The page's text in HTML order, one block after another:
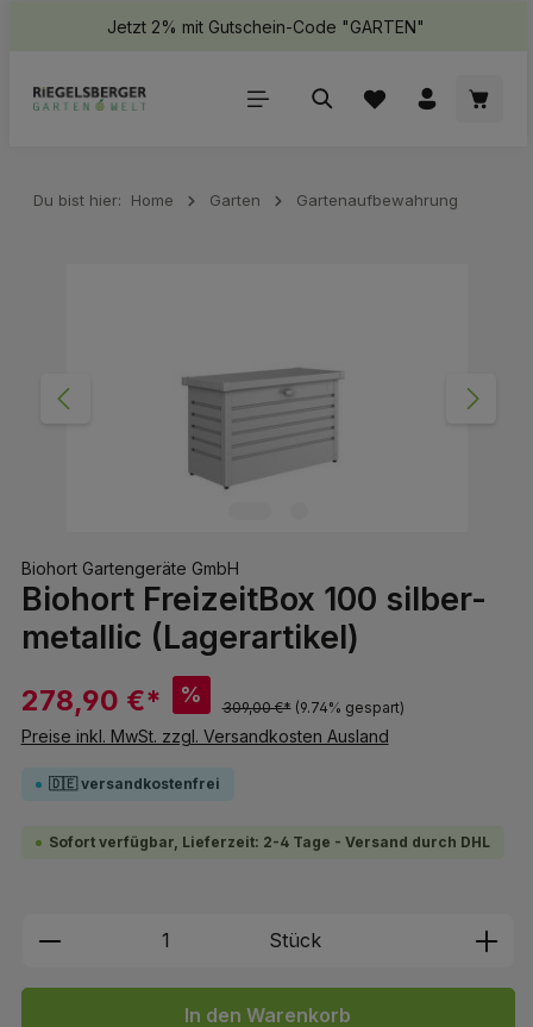
springenJetzt 2% mit Gutschein-Code "GARTEN"
Du bist hier: Home Garten Gartenaufbewahrung
Biohort Gartengeräte GmbH
Biohort FreizeitBox 100 silber-
metallic (Lagerartikel)
278,90 €* %
309,00 €* (9.74% gespart)
Preise inkl. MwSt. zzgl. Versandkosten Ausland
🇩🇪 versandkostenfrei
Sofort verfügbar, Lieferzeit: 2-4 Tage - Versand durch DHL
Produkt Anzahl: Gib den
Stück
In den Warenkorb